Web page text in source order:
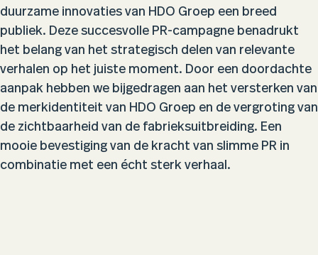
duurzame innovaties van HDO Groep een breed
publiek. Deze succesvolle PR-campagne benadrukt
het belang van het strategisch delen van relevante
verhalen op het juiste moment. Door een doordachte
aanpak hebben we bijgedragen aan het versterken van
de merkidentiteit van HDO Groep en de vergroting van
de zichtbaarheid van de fabrieksuitbreiding. Een
mooie bevestiging van de kracht van slimme PR in
combinatie met een écht sterk verhaal.